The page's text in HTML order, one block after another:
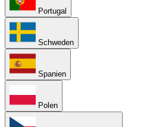
Portugal
Schweden
Spanien
Polen